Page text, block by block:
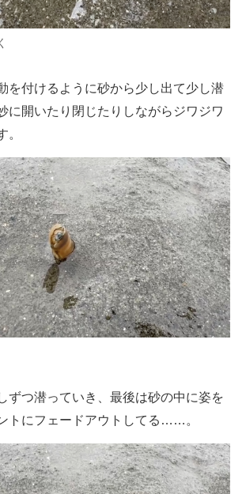
を付けるように砂から少し出て少し潜
に開いたり閉じたりしながらジワジワ
。
ずつ潜っていき、最後は砂の中に姿を
トにフェードアウトしてる……。